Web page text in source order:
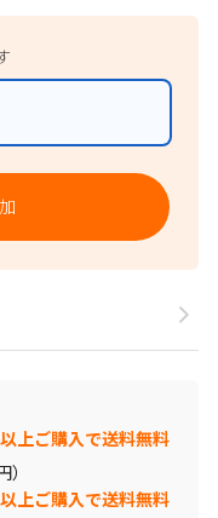
上ご購入で送料無料
）
上ご購入で送料無料